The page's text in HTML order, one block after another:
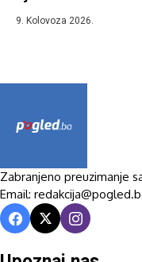
9. Kolovoza 2026.
Zabranjeno preuzimanje
Email: